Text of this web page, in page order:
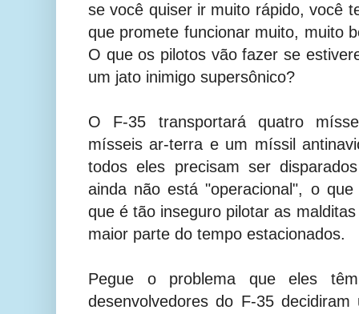
se você quiser ir muito rápido, você
que promete funcionar muito, muito
O que os pilotos vão fazer se
um jato inimigo supersônico?
O F-35 transportará quatro
mísseis ar-terra e um míssil
todos eles precisam ser
ainda não está "operacional", o que
que é tão inseguro pilotar as
maior parte do tempo estacionados.
Pegue o problema que eles
desenvolvedores do F-35